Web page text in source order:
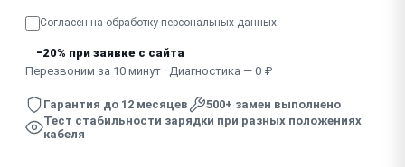
Согласен на обработку персональных данных
−20% при заявке с сайта
Перезвоним за 10 минут · Диагностика — 0 ₽
Гарантия до 12 месяцев
500+ замен выполнено
Тест стабильности зарядки при разных положениях
кабеля